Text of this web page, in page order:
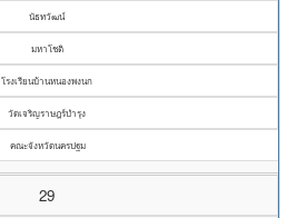
นัธทวัฒน์
มหาโชติ
โรงเรียนบ้านหนองพงนก
วัดเจริญราษฎร์บำรุง
คณะจังหวัดนครปฐม
29